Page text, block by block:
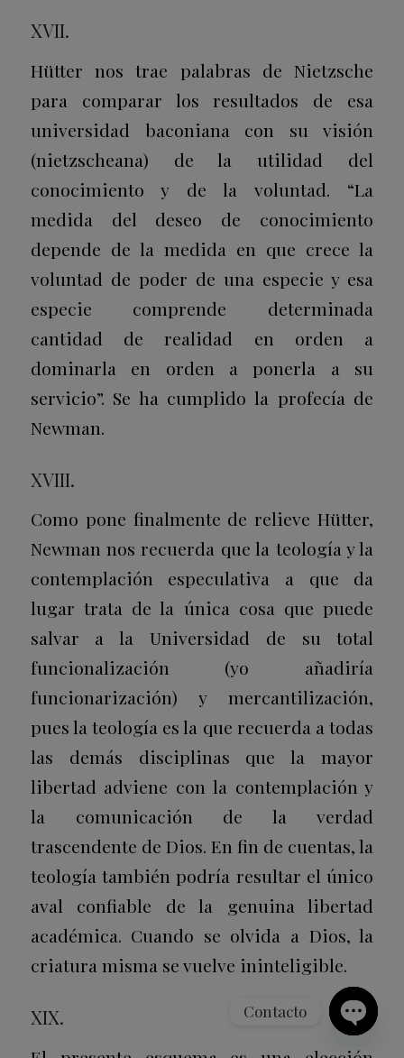
XVII.
Hütter nos trae palabras de Nietzsche
para comparar los resultados de esa
universidad baconiana con su visión
(nietzscheana) de la utilidad del
conocimiento y de la voluntad. “La
medida del deseo de conocimiento
depende de la medida en que crece la
voluntad de poder de una especie y esa
especie comprende determinada
cantidad de realidad en orden a
dominarla en orden a ponerla a su
servicio”. Se ha cumplido la profecía de
Newman.
XVIII.
Como pone finalmente de relieve Hütter,
Newman nos recuerda que la teología y la
contemplación especulativa a que da
lugar trata de la única cosa que puede
salvar a la Universidad de su total
funcionalización (yo añadiría
funcionarización) y mercantilización,
pues la teología es la que recuerda a todas
las demás disciplinas que la mayor
libertad adviene con la contemplación y
la comunicación de la verdad
trascendente de Dios. En fin de cuentas, la
teología también podría resultar el único
aval confiable de la genuina libertad
académica. Cuando se olvida a Dios, la
criatura misma se vuelve ininteligible.
XIX. Contacto
chaty